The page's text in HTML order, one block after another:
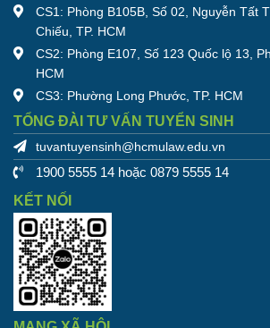
CS1: Phòng B105B, Số 02, Nguyễn Tất
Chiếu, TP. HCM
CS2: Phòng E107, Số 123 Quốc lộ 13,
HCM
CS3: Phường Long Phước, TP. HCM
TỔNG ĐÀI TƯ VẤN TUYỂN SINH
tuvantuyensinh@hcmulaw.edu.vn
1900 5555 14 hoặc 0879 5555 14
KẾT NỐI